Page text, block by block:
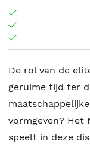
De rol van de
geruime tijd ter
vormgeven? Het
speelt in deze